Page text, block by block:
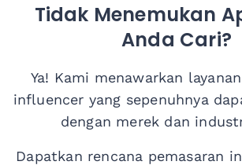
Tidak Menemukan
Anda Cari?
Ya! Kami menawarkan
influencer yang sepenuhnya
dengan merek dan
Dapatkan rencana pemasaran